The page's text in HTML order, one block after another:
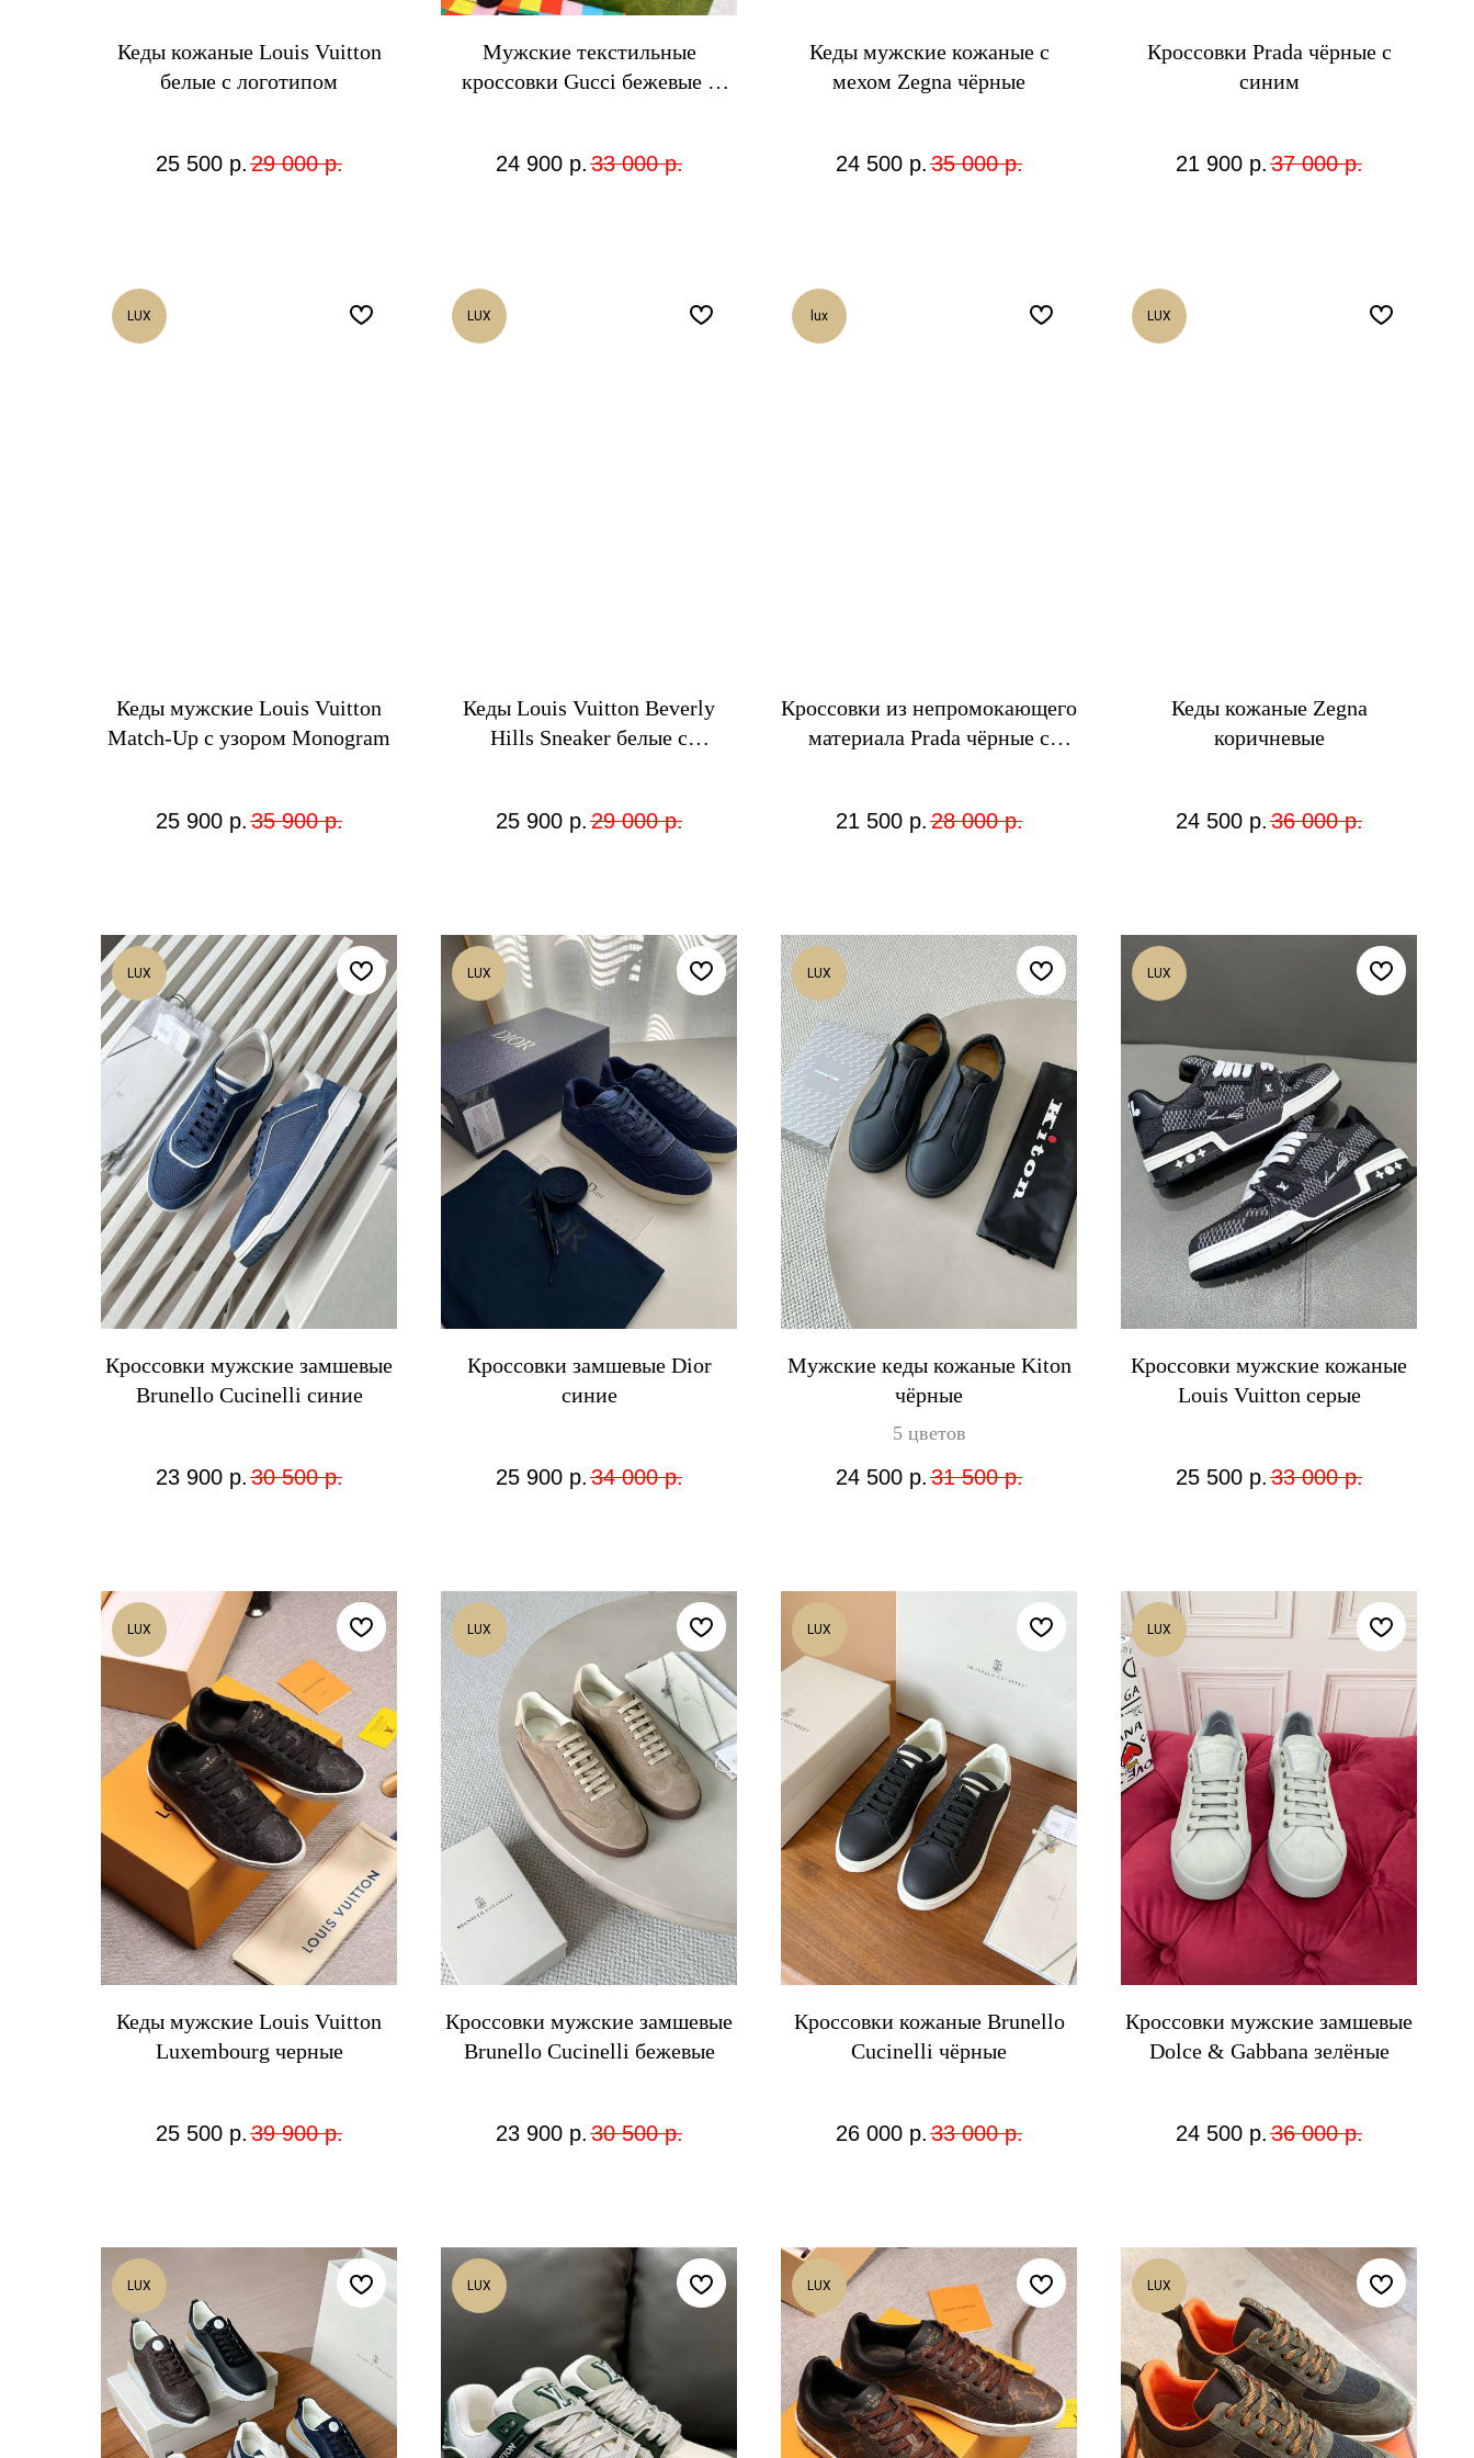
Кеды кожаные Louis Vuitton
белые с логотипом
25 500 р. 29 000 р.
Мужские текстильные
кроссовки Gucci бежевые с
24 900 р. 33 000 р.
Кеды мужские кожаные с
мехом Zegna чёрные
24 500 р. 35 000 р.
Кроссовки Prada чёрные с
синим
21 900 р. 37 000 р.
LUX
Кеды мужские Louis Vuitton
Match-Up с узором Monogram
25 900 р. 35 900 р.
LUX
Кеды Louis Vuitton Beverly
Hills Sneaker белые с
25 900 р. 29 000 р.
lux
Кроссовки из непромокающего
материала Prada чёрные с
21 500 р. 28 000 р.
LUX
Кеды кожаные Zegna
коричневые
24 500 р. 36 000 р.
LUX
Кроссовки мужские замшевые
Brunello Cucinelli синие
23 900 р. 30 500 р.
LUX
Кроссовки замшевые Dior
синие
25 900 р. 34 000 р.
LUX
Мужские кеды кожаные Kiton
чёрные
5 цветов
24 500 р. 31 500 р.
LUX
Кроссовки мужские кожаные
Louis Vuitton серые
25 500 р. 33 000 р.
LUX
Кеды мужские Louis Vuitton
Luxembourg черные
25 500 р. 39 900 р.
LUX
Кроссовки мужские замшевые
Brunello Cucinelli бежевые
23 900 р. 30 500 р.
LUX
Кроссовки кожаные Brunello
Cucinelli чёрные
26 000 р. 33 000 р.
LUX
Кроссовки мужские замшевые
Dolce & Gabbana зелёные
24 500 р. 36 000 р.
LUX LUX LUX LUX